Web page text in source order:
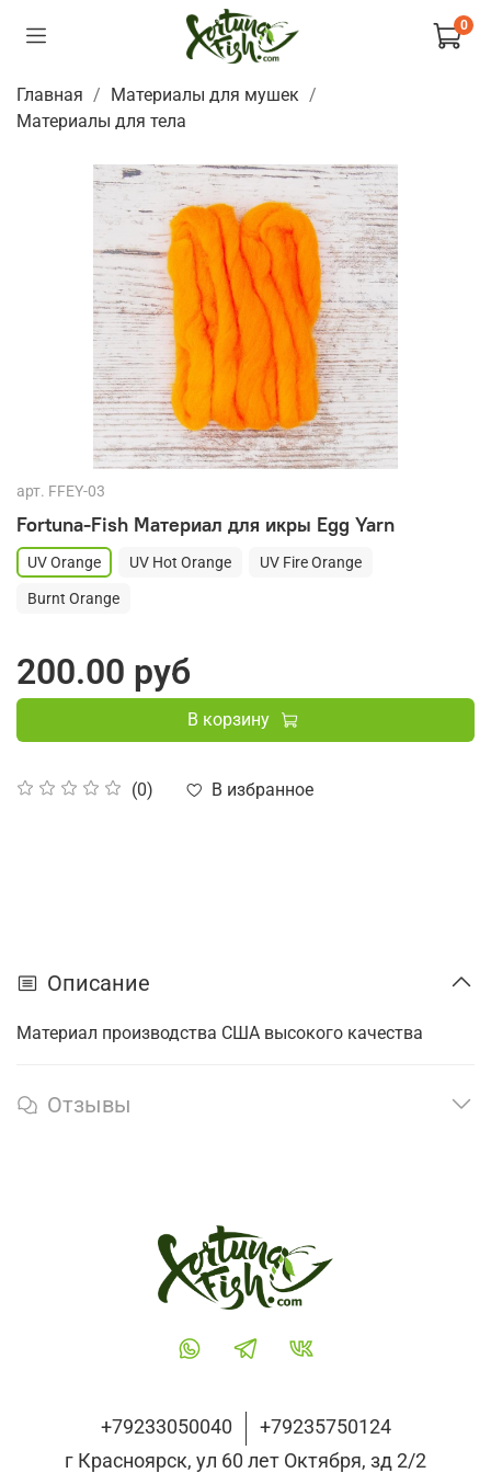
0
Главная
Материалы для мушек
Материалы для тела
арт. FFEY-03
Fortuna-Fish Материал для икры Egg Yarn
(0) В избранное
UV Orange UV Hot Orange UV Fire Orange
Burnt Orange
200.00 руб
В корзину
Описание
Материал производства США высокого качества
Отзывы
+79233050040
+79235750124
г Красноярск, ул 60 лет Октября, зд 2/2